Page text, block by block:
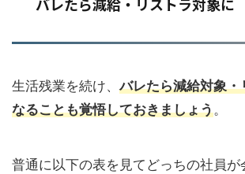
生活残業を続け、バレたら減給対象・
なることも覚悟しておきましょう。
普通に以下の表を見てどっちの社員が